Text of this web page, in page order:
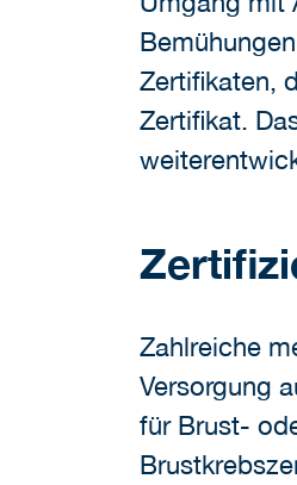
Zertifikaten,
Zertifikat.
Zahlreiche
Versorgung
für Brust-